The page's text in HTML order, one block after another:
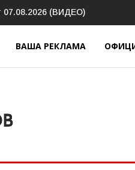
отметил вековой
ВАША РЕКЛАМА